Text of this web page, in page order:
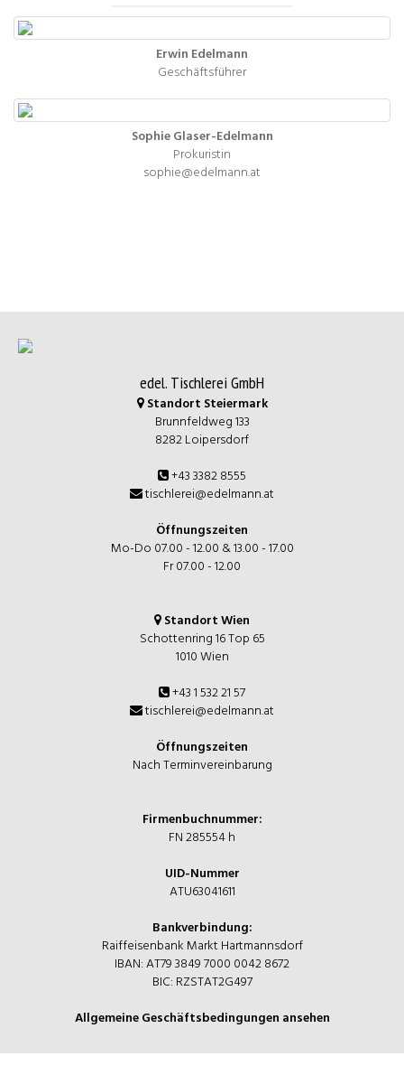
Erwin Edelmann
Geschäftsführer
Sophie Glaser-Edelmann
Prokuristin
sophie@edelmann.at
edel. Tischlerei GmbH
Standort Steiermark
Brunnfeldweg 133
8282 Loipersdorf
+43 3382 8555
tischlerei@edelmann.at
Öffnungszeiten
Mo-Do 07.00 - 12.00 & 13.00 - 17.00
Fr 07.00 - 12.00
Standort Wien
Schottenring 16 Top 65
1010 Wien
+43 1 532 21 57
tischlerei@edelmann.at
Öffnungszeiten
Nach Terminvereinbarung
Firmenbuchnummer:
FN 285554 h
UID-Nummer
ATU63041611
Bankverbindung:
Raiffeisenbank Markt Hartmannsdorf
IBAN: AT79 3849 7000 0042 8672
BIC: RZSTAT2G497
Allgemeine Geschäftsbedingungen ansehen